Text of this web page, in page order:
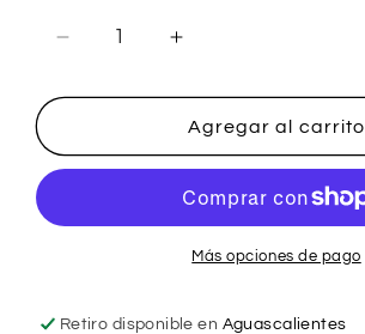
Reducir
para
Love
Aumentar
para
Gargantilla
Love
Agregar al carrito
Más opciones de pago
Retiro disponible en Aguascalientes